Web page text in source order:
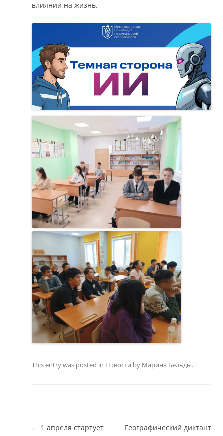
влиянии на жизнь.
This entry was posted in Новости by Марина Бельды.
Навигация
← 1 апреля стартует
Географический диктант